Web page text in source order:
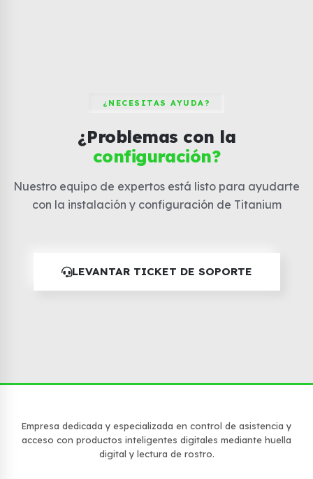
¿NECESITAS AYUDA?
¿Problemas con la
configuración?
Nuestro equipo de expertos está listo para ayudarte
con la instalación y configuración de Titanium
LEVANTAR TICKET DE SOPORTE
Empresa dedicada y especializada en control de asistencia y
acceso con productos inteligentes digitales mediante huella
digital y lectura de rostro.